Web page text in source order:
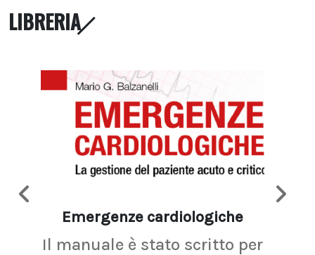
LIBRERIA
Emergenze cardiologiche
Il manuale è stato scritto per